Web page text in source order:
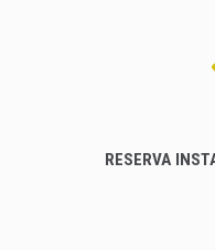
RESERVA